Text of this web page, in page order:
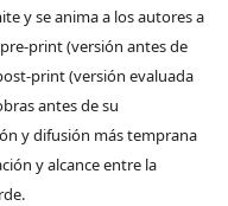
y se anima a los autores a
print (versión antes de
print (versión evaluada
antes de su
y difusión más temprana
y alcance entre la